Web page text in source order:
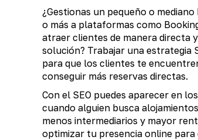
¿Gestionas un pequeño o
o más a plataformas como
atraer clientes de manera directa
solución? Trabajar una estrategia
para que los clientes te
conseguir más reservas directas.
Con el SEO puedes aparecer en
cuando alguien busca
menos intermediarios y mayor
optimizar tu presencia online para